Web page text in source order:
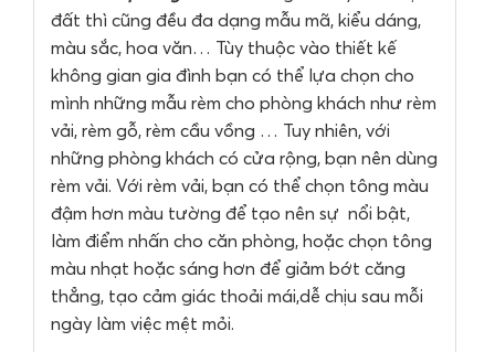
đất thì cũng đều đa dạng mẫu mã, kiểu dáng,
màu sắc, hoa văn… Tùy thuộc vào thiết kế
không gian gia đình bạn có thể lựa chọn cho
mình những mẫu rèm cho phòng khách như rèm
vải, rèm gỗ, rèm cầu vồng … Tuy nhiên, với
những phòng khách có cửa rộng, bạn nên dùng
rèm vải. Với rèm vải, bạn có thể chọn tông màu
đậm hơn màu tường để tạo nên sự nổi bật,
làm điểm nhấn cho căn phòng, hoặc chọn tông
màu nhạt hoặc sáng hơn để giảm bớt căng
thẳng, tạo cảm giác thoải mái,dễ chịu sau mỗi
ngày làm việc mệt mỏi.